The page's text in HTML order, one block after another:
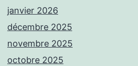
janvier 2026
décembre 2025
novembre 2025
octobre 2025